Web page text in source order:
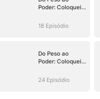
Poder: Coloquei
Trono
18 Episódio
Do Peso ao
Poder: Coloquei
Trono
24 Episódio